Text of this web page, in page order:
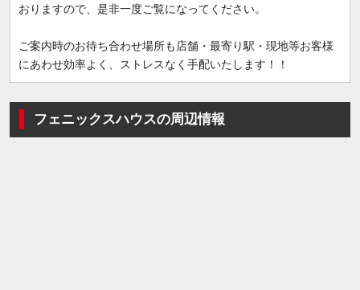
おりますので、是非一度ご覧になってください。
ご案内時のお待ち合わせ場所も店舗・最寄り駅・現地等お客様
にあわせ効率よく、ストレスなく手配いたします！！
フェニックスハウスの周辺情報